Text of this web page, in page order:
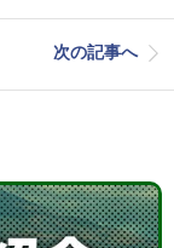
次の記事へ